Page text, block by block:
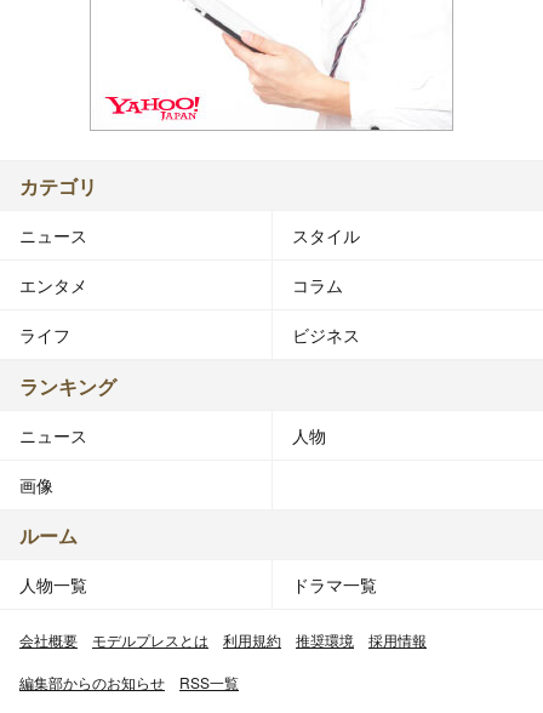
カテゴリ
ニュース スタイル
エンタメ コラム
ライフ ビジネス
ランキング
ニュース 人物
画像
ルーム
人物一覧 ドラマ一覧
会社概要 モデルプレスとは 利用規約 推奨環境 採用情報
編集部からのお知らせ RSS一覧